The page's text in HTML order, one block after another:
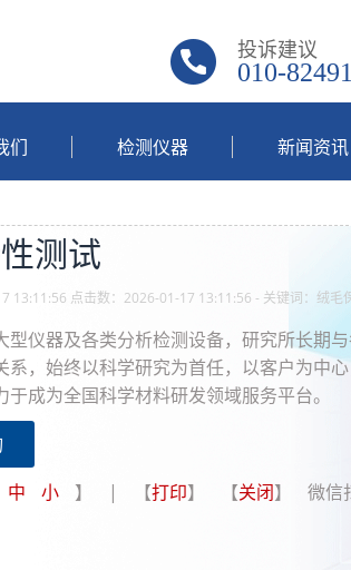
投诉建议
010-
们 检测仪器 新闻资讯
测试
13:11:56 点击数：2026-01-17 13:11:56 - 关键词：绒毛
型仪器及各类分析检测设备，研究所长期
系，始终以科学研究为首任，以客户为中
于成为全国科学材料研发领域服务平台。
中 小 】 | 【打印】 【关闭】 微信